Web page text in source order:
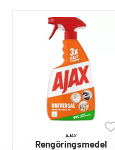
AJAX
Rengöringsmedel